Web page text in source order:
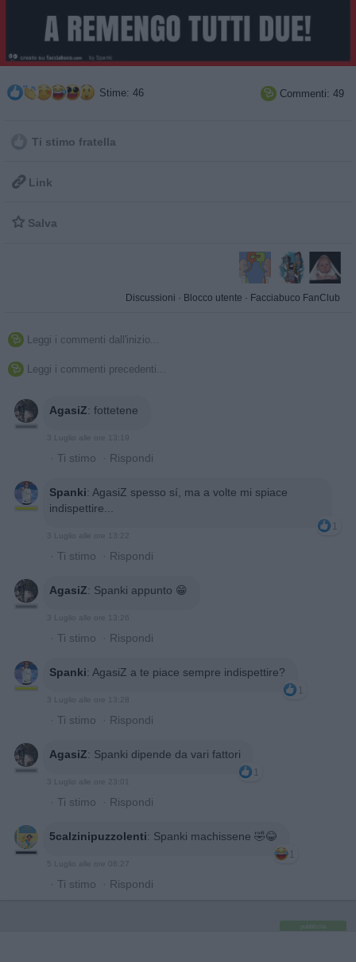
Stime: 46  Commenti: 49
Ti stimo fratella
 Link
 Salva
Discussioni · Blocco utente · Facciabuco FanClub
 Leggi i commenti dall'inizio...
 Leggi i commenti precedenti...
AgasiZ: fottetene
3 Luglio alle ore 13:19
· Ti stimo · Rispondi
Spanki: AgasiZ spesso sí, ma a volte mi spiace
indispettire...
1
· Ti stimo · Rispondi
AgasiZ: Spanki appunto 😁
· Ti stimo · Rispondi
Spanki: AgasiZ a te piace sempre indispettire?
1
· Ti stimo · Rispondi
AgasiZ: Spanki dipende da vari fattori
1
· Ti stimo · Rispondi
5calzinipuzzolenti: Spanki machissene 🤣😂
1
5 Luglio alle ore 08:27
· Ti stimo · Rispondi
pubblicità